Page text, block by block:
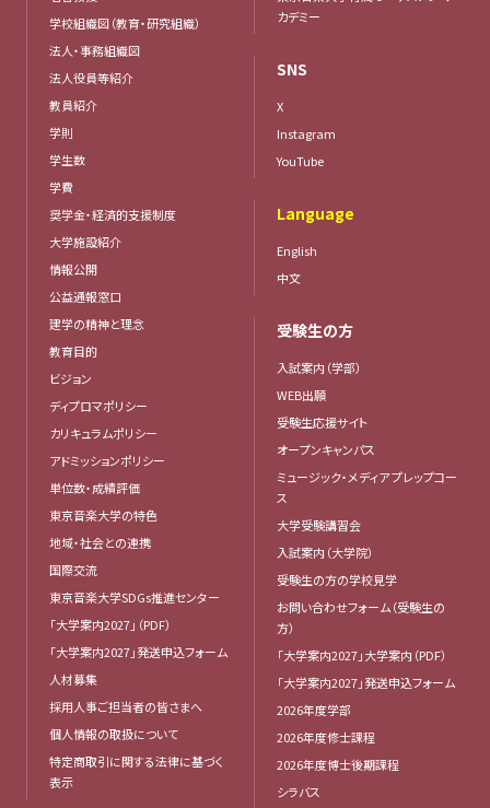
学校組織図（教育・研究組織）
法人・事務組織図
法人役員等紹介
教員紹介
学則
学生数
学費
奨学金・経済的支援制度
大学施設紹介
情報公開
公益通報窓口
建学の精神と理念
教育目的
ビジョン
ディプロマポリシー
カリキュラムポリシー
アドミッションポリシー
単位数・成績評価
東京音楽大学の特色
地域・社会との連携
国際交流
東京音楽大学SDGs推進センター
「大学案内2027」（PDF）
「大学案内2027」発送申込フォーム
人材募集
採用人事ご担当者の皆さまへ
個人情報の取扱について
特定商取引に関する法律に基づく
表示
カデミー
SNS
X
Instagram
YouTube
Language
English
中文
受験生の方
入試案内（学部）
WEB出願
受験生応援サイト
オープンキャンパス
ミュージック・メディア プレップコー
ス
大学受験講習会
入試案内（大学院）
受験生の方の学校見学
お問い合わせフォーム（受験生の
方）
「大学案内2027」大学案内（PDF）
「大学案内2027」発送申込フォーム
2026年度学部
2026年度修士課程
2026年度博士後期課程
シラバス